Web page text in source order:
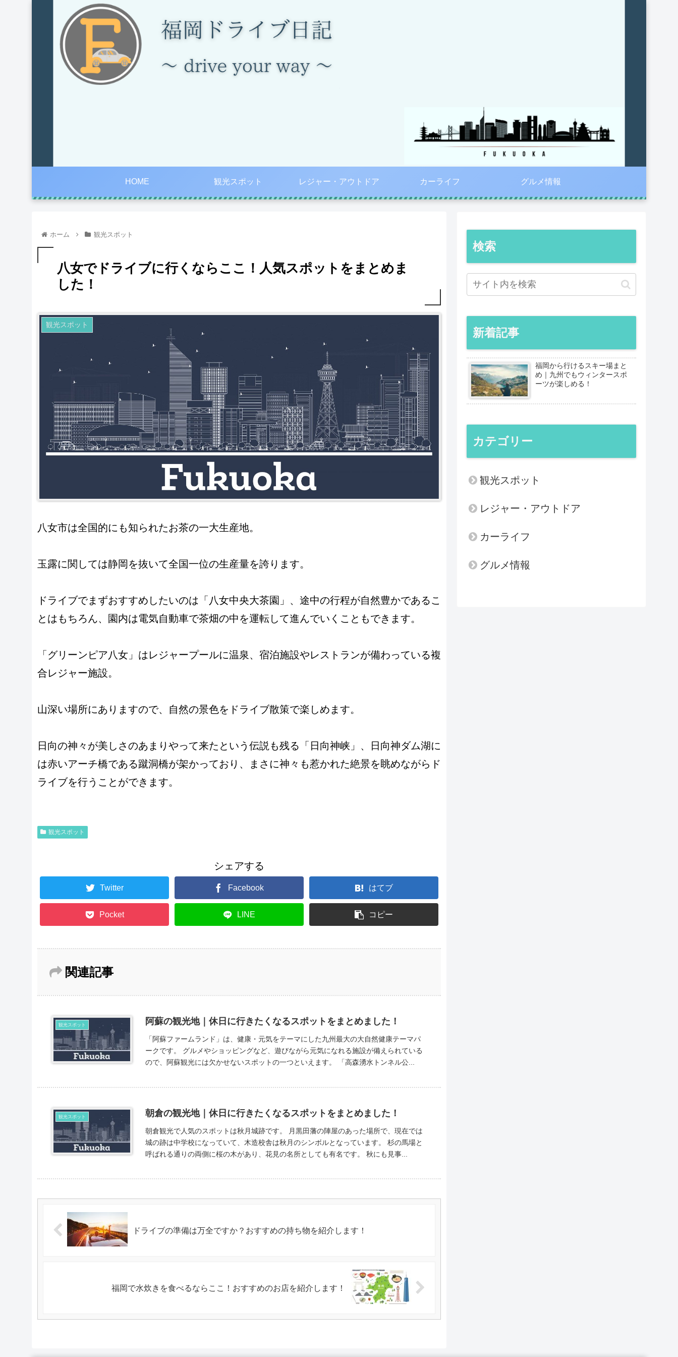
HOME 観光スポット レジャー・アウトドア カーライフ グルメ情報
ホーム 観光スポット
八女でドライブに行くならここ！人気スポットをまとめま
した！
観光スポット
八女市は全国的にも知られたお茶の一大生産地。
玉露に関しては静岡を抜いて全国一位の生産量を誇ります。
ドライブでまずおすすめしたいのは「八女中央大茶園」、途中の行程が自然豊かであるこ
とはもちろん、園内は電気自動車で茶畑の中を運転して進んでいくこともできます。
「グリーンピア八女」はレジャープールに温泉、宿泊施設やレストランが備わっている複
合レジャー施設。
山深い場所にありますので、自然の景色をドライブ散策で楽しめます。
日向の神々が美しさのあまりやって来たという伝説も残る「日向神峡」、日向神ダム湖に
は赤いアーチ橋である蹴洞橋が架かっており、まさに神々も惹かれた絶景を眺めながらド
ライブを行うことができます。
観光スポット
シェアする
Twitter Facebook はてブ
Pocket LINE コピー
関連記事
観光スポット 阿蘇の観光地｜休日に行きたくなるスポットをまとめました！
「阿蘇ファームランド」は、健康・元気をテーマにした九州最大の大自然健康テーマパ
ークです。 グルメやショッピングなど、遊びながら元気になれる施設が備えられている
ので、阿蘇観光には欠かせないスポットの一つといえます。 「高森湧水トンネル公...
観光スポット 朝倉の観光地｜休日に行きたくなるスポットをまとめました！
朝倉観光で人気のスポットは秋月城跡です。 月黒田藩の陣屋のあった場所で、現在では
城の跡は中学校になっていて、木造校舎は秋月のシンボルとなっています。 杉の馬場と
呼ばれる通りの両側に桜の木があり、花見の名所としても有名です。 秋にも見事...
ドライブの準備は万全ですか？おすすめの持ち物を紹介します！
福岡で水炊きを食べるならここ！おすすめのお店を紹介します！
検索
新着記事
福岡から行けるスキー場まと
め｜九州でもウィンタースポ
ーツが楽しめる！
カテゴリー
観光スポット
レジャー・アウトドア
カーライフ
グルメ情報